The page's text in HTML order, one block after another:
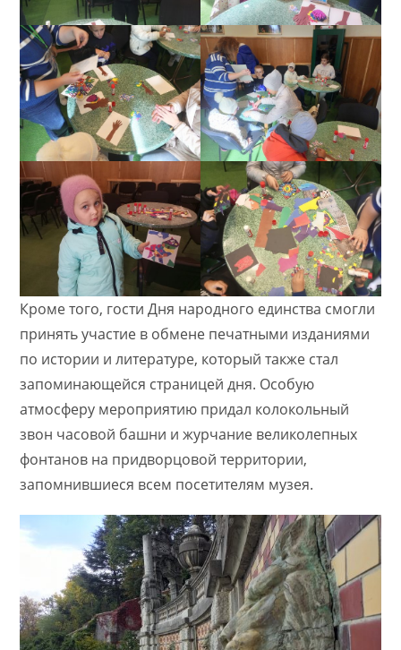
Кроме того, гости Дня народного единства смогли
принять участие в обмене печатными изданиями
по истории и литературе, который также стал
запоминающейся страницей дня. Особую
атмосферу мероприятию придал колокольный
звон часовой башни и журчание великолепных
фонтанов на придворцовой территории,
запомнившиеся всем посетителям музея.